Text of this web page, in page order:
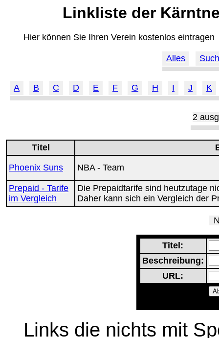
Linkliste der
Hier können Sie Ihren Verein kostenlos eintragen
Alles
A B C D E F G H I J K
2
Titel
Phoenix Suns NBA - Team
Prepaid - Tarife
im Vergleich
Die Prepaidtarife sind heutzutage
Daher kann sich ein Vergleich der
Titel:
Beschreibung:
URL:
Links die nichts mit